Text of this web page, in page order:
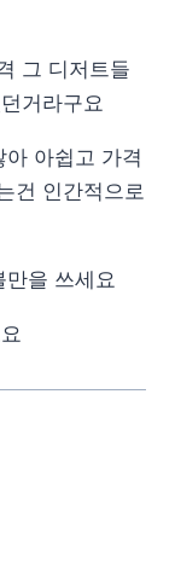
그 디저트들
거라구요
아쉽고 가격
건 인간적으로
을 쓰세요